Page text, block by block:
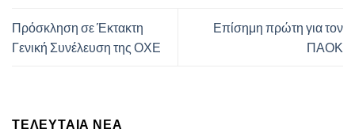
Πρόσκληση σε Έκτακτη
Γενική Συνέλευση της ΟΧΕ
Επίσημη πρώτη για τον
ΠΑΟΚ
ΤΕΛΕΥΤΑΊΑ ΝΈΑ